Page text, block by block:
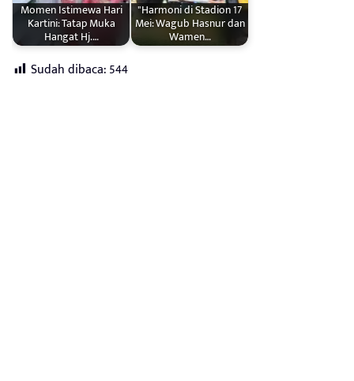
Momen Istimewa Hari
Kartini: Tatap Muka
Hangat Hj.…
"Harmoni di Stadion 17
Mei: Wagub Hasnur dan
Wamen…
Sudah dibaca:544